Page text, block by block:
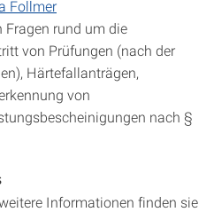
Follmer
rund um die
von Prüfungen (nach der
Härtefallanträgen,
von
nach §
Informationen finden sie